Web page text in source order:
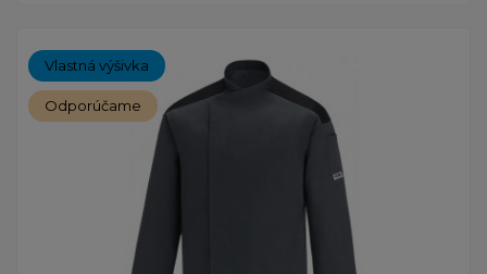
Vlastná výšivka
Odporúčame